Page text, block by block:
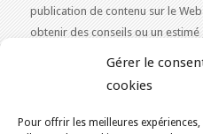
Gérer le
cookies
Pour offrir les meilleures
publication de contenu sur le
obtenir des conseils ou un